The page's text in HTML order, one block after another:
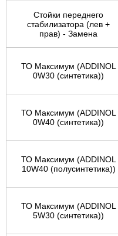
Стойки переднего
стабилизатора (лев +
прав) - Замена
ТО Максимум (ADDINOL
0W30 (синтетика))
ТО Максимум (ADDINOL
0W40 (синтетика))
ТО Максимум (ADDINOL
10W40 (полусинтетика))
ТО Максимум (ADDINOL
5W30 (синтетика))